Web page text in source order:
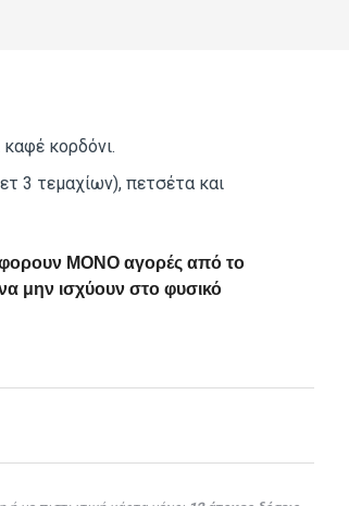
κορδόνι.
3 τεμαχίων), πετσέτα και
αφορουν ΜΟΝΟ αγορές από το
μην ισχύουν στο φυσικό